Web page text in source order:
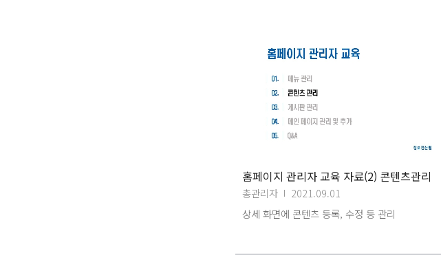
홈페이지 관리자 교육 자료(2) 콘텐츠관리
총관리자
2021.09.01
상세 화면에 콘텐츠 등록, 수정 등 관리